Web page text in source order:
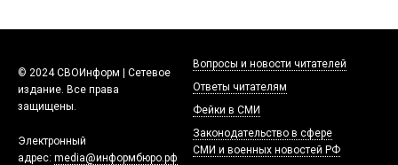
© 2024 СВОИнформ | Сетевое
издание. Все права
защищены.
Электронный
адрес: media@информбюро.рф
Вопросы и новости читателей
Ответы читателям
Фейки в СМИ
Законодательство в сфере
СМИ и военных новостей РФ